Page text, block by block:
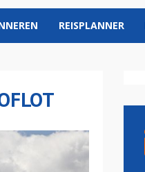
REISPLANNER